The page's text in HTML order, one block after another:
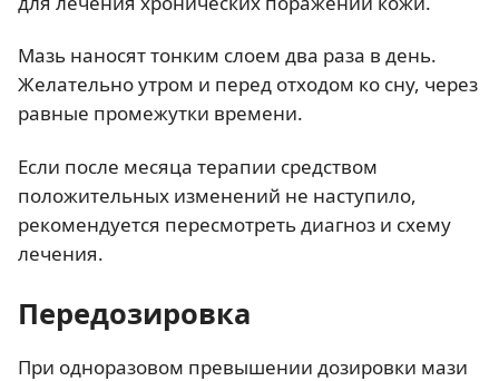
Мазь наносят тонким слоем два раза в день.
Желательно утром и перед отходом ко сну, через
равные промежутки времени.
Если после месяца терапии средством
положительных изменений не наступило,
рекомендуется пересмотреть диагноз и схему
лечения.
Передозировка
При одноразовом превышении дозировки мази